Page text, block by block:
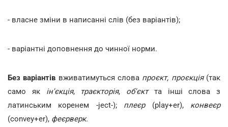
- власне зміни в написанні слів (без варіантів);
- варіантні доповнення до чинної норми.
Без варіантів вживатимуться слова проєкт, проєкція (так
само як ін'єкція, траєкторія, об'єктта інші слова з
латинським коренем -ject-); плеєр (play+er), конвеєр
(convey+er), феєрверк.